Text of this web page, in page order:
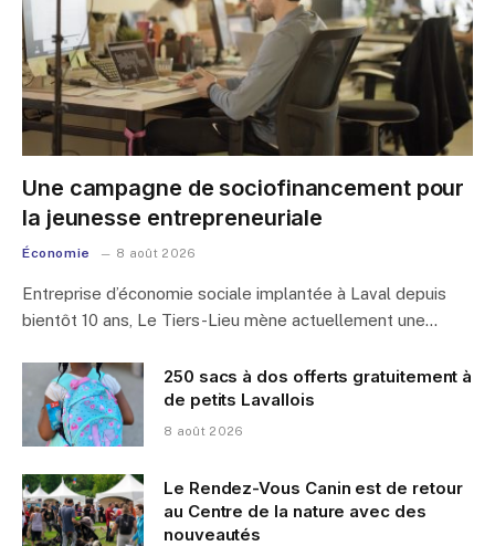
Une campagne de sociofinancement pour
la jeunesse entrepreneuriale
Économie 8 août 2026
Entreprise d’économie sociale implantée à Laval depuis
bientôt 10 ans, Le Tiers-Lieu mène actuellement une…
250 sacs à dos offerts gratuitement à
de petits Lavallois
8 août 2026
Le Rendez-Vous Canin est de retour
au Centre de la nature avec des
nouveautés